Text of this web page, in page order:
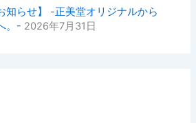
知らせ】 -正美堂オリジナルから
。- 2026年7月31日